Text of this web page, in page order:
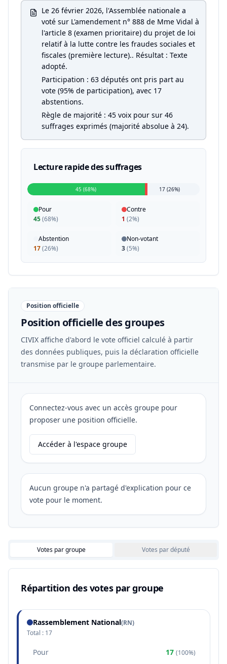
Le 26 février 2026, l'Assemblée nationale a
voté sur L'amendement n° 888 de Mme Vidal à
l'article 8 (examen prioritaire) du projet de loi
relatif à la lutte contre les fraudes sociales et
fiscales (première lecture).. Résultat : Texte
adopté.
Participation : 63 députés ont pris part au
vote (95% de participation), avec 17
abstentions.
Règle de majorité : 45 voix pour sur 46
suffrages exprimés (majorité absolue à 24).
Lecture rapide des suffrages
45 (68%) 17 (26%)
Pour
45(68%)
Contre
1 (2%)
Abstention
17(26%)
Non-votant
3(5%)
Position officielle
Position officielle des groupes
CIVIX affiche d'abord le vote officiel calculé à partir
des données publiques, puis la déclaration officielle
transmise par le groupe parlementaire.
Connectez-vous avec un accès groupe pour
proposer une position officielle.
Accéder à l'espace groupe
Aucun groupe n'a partagé d'explication pour ce
vote pour le moment.
Votes par groupe Votes par député
Répartition des votes par groupe
Rassemblement National(RN)
Total : 17
Pour 17 (100%)